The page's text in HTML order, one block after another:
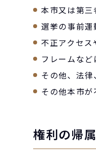
本市又は第
選挙の事前
不正アクセ
フレームな
その他、法
その他本市
権利の帰